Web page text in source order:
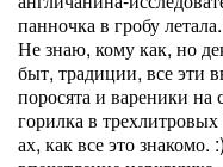
панночка в гробу
Не знаю, кому как, но
быт, традиции, все эти
поросята и вареники на
горилка в
ах, как все это